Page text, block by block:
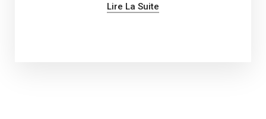
Lire La Suite